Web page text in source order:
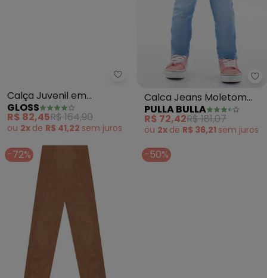
Gloss - Calça Juvenil em
Calça Juvenil em
Moletom (Rosa)
GLOSS
R$ 82,45R$ 164,90
ou 2x de R$ 41,22 semjuros
Calca Jeans Moletom
(Azul)
PULLA BULLA
R$ 72,42R$ 181,07
ou 2x de R$ 36,21 sem juros
-72% -50%